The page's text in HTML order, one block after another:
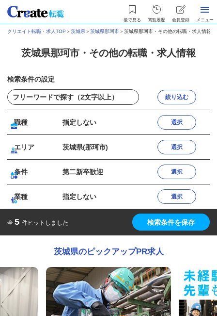
後で見る 閲覧履歴 会員登録 メニュー
クリエイト転職・求人TOP ＞茨城県＞茨城県那珂市＞茨城県那珂市・その他の転職・求人情報
茨城県那珂市・その他の転職・求人情報
検索条件の設定
絞り込む
職種 指定しない 選択
エリア 茨城県(那珂市) 選択
条件 第二新卒歓迎 選択
業種 指定しない 選択
全 5 件ヒットしました 検索条件を保存
茨城県のピックアップPR求人